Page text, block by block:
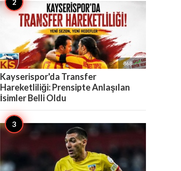
868 
Kayserispor'da Transfer
Hareketliliği: Prensipte Anlaşılan
İsimler Belli Oldu